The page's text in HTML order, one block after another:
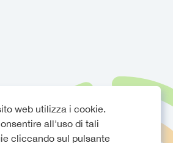
web utilizza i cookie.
all'uso di tali
cliccando sul pulsante